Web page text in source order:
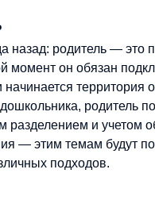
родитель — это
момент он обязан
территория
родитель
разделением и
— этим темам будут
подходов.